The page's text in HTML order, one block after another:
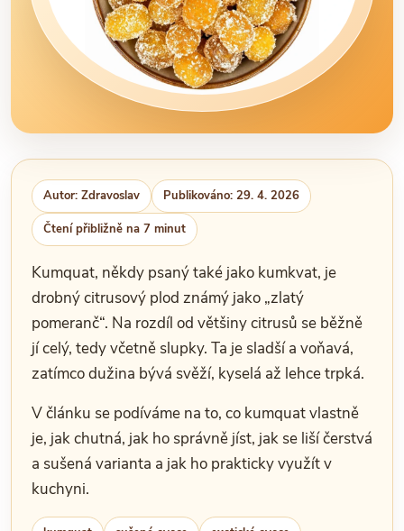
Autor: Zdravoslav Publikováno: 29. 4. 2026
Čtení přibližně na 7 minut
Kumquat, někdy psaný také jako kumkvat, je
drobný citrusový plod známý jako „zlatý
pomeranč“. Na rozdíl od většiny citrusů se běžně
jí celý, tedy včetně slupky. Ta je sladší a voňavá,
zatímco dužina bývá svěží, kyselá až lehce trpká.
V článku se podíváme na to, co kumquat vlastně
je, jak chutná, jak ho správně jíst, jak se liší čerstvá
a sušená varianta a jak ho prakticky využít v
kuchyni.